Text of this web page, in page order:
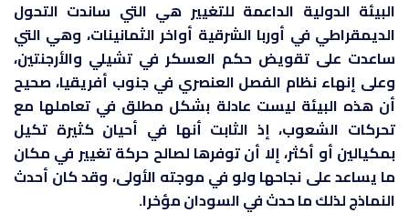
البيئة الدولية الداعمة للتغيير هي التي ساندت التحول
الديمقراطي في أوربا الشرقية أواخر الثمانينات، وهي التي
ساعدت على تقويض حكم العسكر في تشيلي والأرجنتين،
وعلى إنهاء نظام الفصل العنصري في جنوب أفريقيا، صحيح
أن هذه البيئة ليست عادلة بشكل مطلق في تعاملها مع
تحركات الشعوب، إذ الثابت أنها في أحيان كثيرة تكيل
بمكيالين أو أكثر، إلا أن توفرها لصالح حركة تغيير في مكان
ما يساعد على نجاحها ولو في موجته الأولى، وقد كان أحدث
النماذج لذلك ما حدث في السودان مؤخرا.